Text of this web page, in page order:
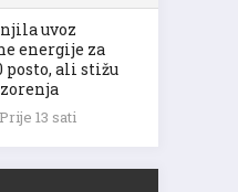
uvoz
energije za
posto, ali stižu
Prije 13 sati